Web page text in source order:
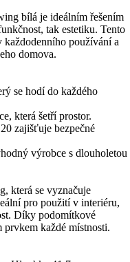
bílá je ideálním řešením
tak estetiku. Tento
používání a
domova.
se hodí do každého
která šetří prostor.
zajišťuje bezpečné
výrobce s dlouholetou
která se vyznačuje
pro použití v interiéru,
Díky podomítkové
prvkem každé místnosti.